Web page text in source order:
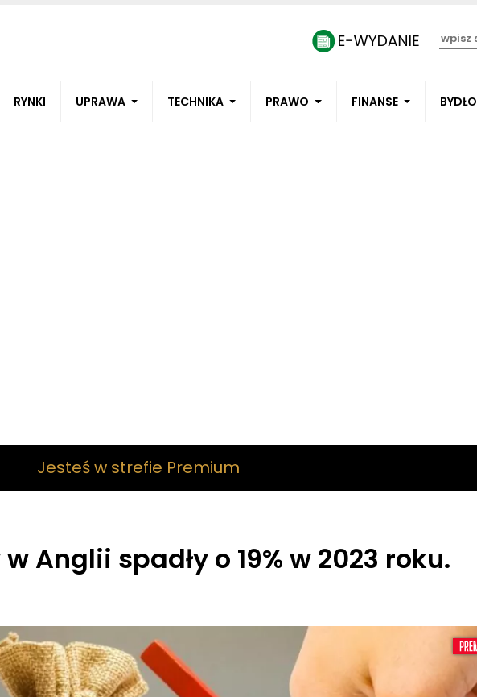
RYNKI UPRAWA TECHNIKA PRAWO FINANSE BYDŁO
Jesteś w strefie Premium
Anglii spadły o 19% w 2023 roku.